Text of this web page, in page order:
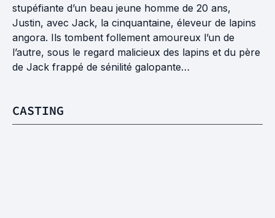
stupéfiante d’un beau jeune homme de 20 ans,
Justin, avec Jack, la cinquantaine, éleveur de lapins
angora. Ils tombent follement amoureux l’un de
l’autre, sous le regard malicieux des lapins et du père
de Jack frappé de sénilité galopante…
CASTING